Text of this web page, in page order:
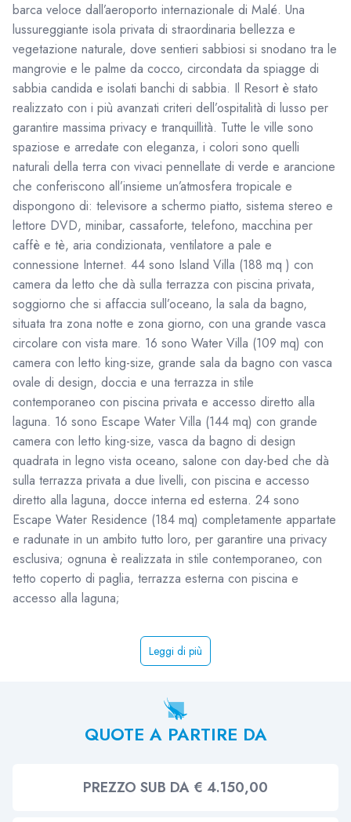
barca veloce dall’aeroporto internazionale di Malé. Una
lussureggiante isola privata di straordinaria bellezza e
vegetazione naturale, dove sentieri sabbiosi si snodano tra le
mangrovie e le palme da cocco, circondata da spiagge di
sabbia candida e isolati banchi di sabbia. Il Resort è stato
realizzato con i più avanzati criteri dell’ospitalità di lusso per
garantire massima privacy e tranquillità. Tutte le ville sono
spaziose e arredate con eleganza, i colori sono quelli
naturali della terra con vivaci pennellate di verde e arancione
che conferiscono all’insieme un’atmosfera tropicale e
dispongono di: televisore a schermo piatto, sistema stereo e
lettore DVD, minibar, cassaforte, telefono, macchina per
caffè e tè, aria condizionata, ventilatore a pale e
connessione Internet. 44 sono Island Villa (188 mq ) con
camera da letto che dà sulla terrazza con piscina privata,
soggiorno che si affaccia sull’oceano, la sala da bagno,
situata tra zona notte e zona giorno, con una grande vasca
circolare con vista mare. 16 sono Water Villa (109 mq) con
camera con letto king-size, grande sala da bagno con vasca
ovale di design, doccia e una terrazza in stile
contemporaneo con piscina privata e accesso diretto alla
laguna. 16 sono Escape Water Villa (144 mq) con grande
camera con letto king-size, vasca da bagno di design
quadrata in legno vista oceano, salone con day-bed che dà
sulla terrazza privata a due livelli, con piscina e accesso
diretto alla laguna, docce interna ed esterna. 24 sono
Escape Water Residence (184 mq) completamente appartate
e radunate in un ambito tutto loro, per garantire una privacy
esclusiva; ognuna è realizzata in stile contemporaneo, con
tetto coperto di paglia, terrazza esterna con piscina e
accesso alla laguna;
Leggi di più
QUOTE A PARTIRE DA
PREZZO SUB DA € 4.150,00